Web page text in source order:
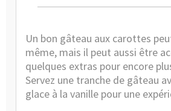
Un bon gâteau aux carottes
même, mais il peut aussi être
quelques extras pour encore
Servez une tranche de gâteau
glace à la vanille pour une